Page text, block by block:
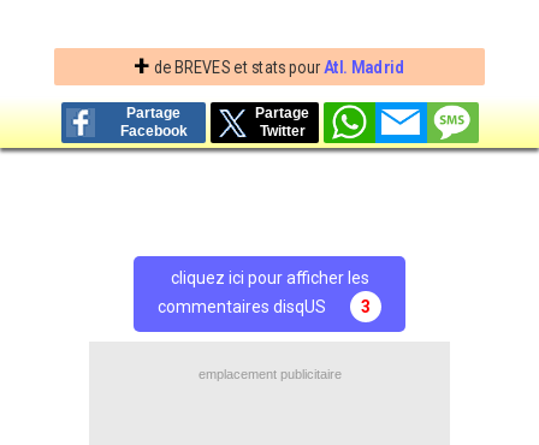
+ de BREVES et stats pour Atl. Madrid
Partage
Facebook
Partage
Twitter
cliquez ici pour afficher les
commentaires disqUS
3
emplacement publicitaire